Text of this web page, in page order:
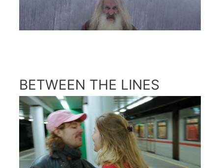
BETWEEN THE LINES